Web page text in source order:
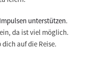
unterstützen.
da ist viel möglich.
auf die Reise.